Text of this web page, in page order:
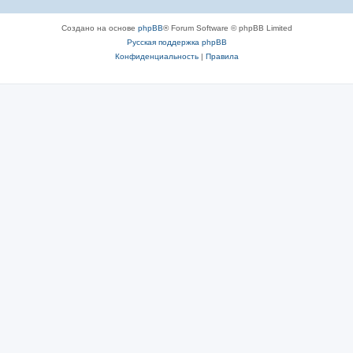
Создано на основе phpBB® Forum Software © phpBB Limited
Русская поддержка phpBB
Конфиденциальность| Правила